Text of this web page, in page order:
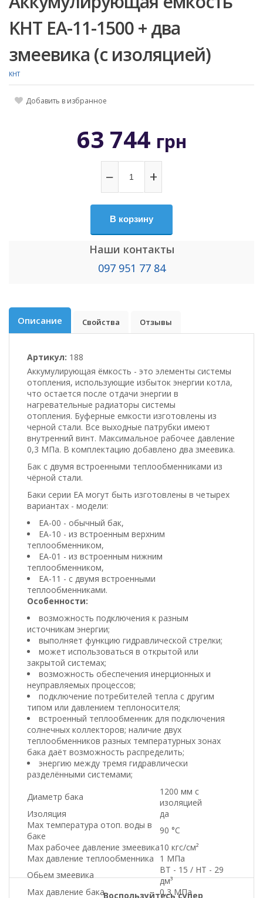
KHT EA-11-1500 + два
змеевика (с изоляцией)
KHT
Добавить в избранное
63 744 грн
− +
В корзину
Наши контакты
097 951 77 84
Описание Свойства Отзывы
Артикул: 188
Аккумулирующая ёмкость - это элементы системы
отопления, использующие избыток энергии котла,
что остается после отдачи энергии в
нагревательные радиаторы системы
отопления. Буферные емкости изготовлены из
черной стали. Все выходные патрубки имеют
внутренний винт. Максимальное рабочее давление
0,3 МПа. В комплектацию добавлено два змеевика.
Бак с двумя встроенными теплообменниками из
чёрной стали.
Баки серии ЕА могут быть изготовлены в четырех
вариантах - модели:
ЕА-00 - обычный бак,
ЕА-10 - из встроенным верхним
теплообменником,
ЕА-01 - из встроенным нижним
теплообменником,
ЕА-11 - с двумя встроенными
теплообменниками.
Особенности:
возможность подключения к разным
источникам энергии;
выполняет функцию гидравлической стрелки;
может использоваться в открытой или
закрытой системах;
возможность обеспечения инерционных и
неуправляемых процессов;
подключение потребителей тепла с другим
типом или давлением теплоносителя;
встроенный теплообменник для подключения
солнечных коллекторов; наличие двух
теплообменников разных температурных зонах
бака даёт возможность распределить;
энергию между тремя гидравлически
разделёнными системами;
Диаметр бака
1200 мм с
изоляцией
Изоляция
да
Маx температура отоп. воды в
баке
90 °C
Маx рабочее давление змеевика10 кгс/см²
Маx давление теплообменника
1 МПа
Обьем змеевика
ВТ - 15 / НТ - 29
дм³
Маx давление бака
0,3 МПа
Воспользуйтесь супер